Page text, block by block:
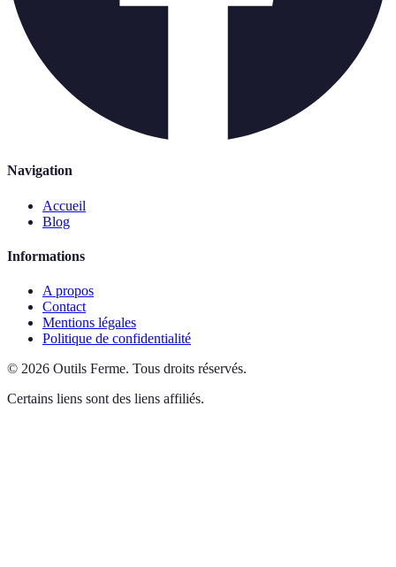
Navigation
Accueil
Blog
Informations
A propos
Contact
Mentions légales
Politique de confidentialité
© 2026 Outils Ferme. Tous droits réservés.
Certains liens sont des liens affiliés.